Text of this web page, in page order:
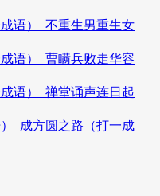
语）_不重生男重生女
语）_曹瞒兵败走华容
语）_禅堂诵声连日起
_成方圆之路（打一成